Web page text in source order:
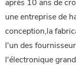
après 10 ans de
une entreprise de
conception,la
l'un des
l'électronique